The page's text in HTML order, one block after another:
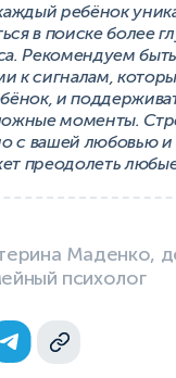
ребёнок
в поиске более
Рекомендуем быть
к сигналам,
и
моменты.
с вашей любовью
преодолеть
Маденко,
психолог